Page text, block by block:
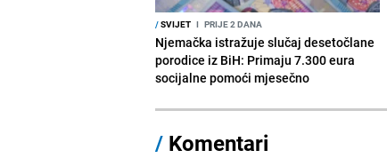
/SVIJET I PRIJE 2 DANA
Njemačka istražuje slučaj desetočlane
porodice iz BiH: Primaju 7.300 eura
socijalne pomoći mjesečno
/ Komentari